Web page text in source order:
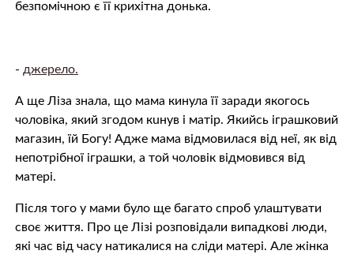
безпомічною є її крихітна донька.
- джерело.
А ще Ліза знала, що мама кинула її заради якогось
чоловіка, який згодом кuнув і матір. Якийсь іграшковий
магазин, їй Богу! Адже мама відмовилася від неї, як від
непотрібної іграшки, а той чоловік відмовився від
матері.
Після того у мами було ще багато спроб улаштувати
своє життя. Про це Лізі розповідали випадкові люди,
які час від часу натикалися на сліди матері. Але жінка